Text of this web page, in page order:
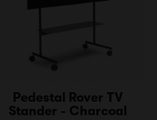
Pedestal Rover TV
Stander - Charcoal